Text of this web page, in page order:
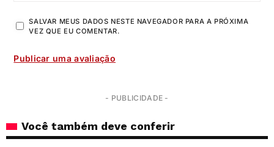
SALVAR MEUS DADOS NESTE NAVEGADOR PARA A PRÓXIMA
VEZ QUE EU COMENTAR.
- PUBLICIDADE -
Você também deve conferir